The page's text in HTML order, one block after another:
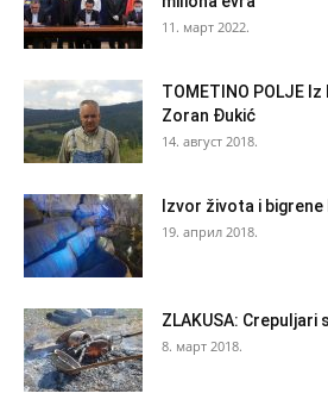
11. март 2022.
TOMETINO POLJE
Zoran Đukić
14. август 2018.
Izvor života i
19. април 2018.
ZLAKUSA: Crepuljari
8. март 2018.